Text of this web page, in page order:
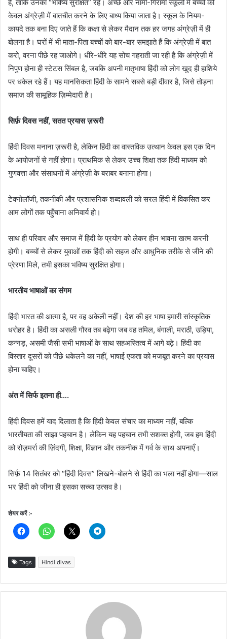
है, ताकि उनका “भविष्य सुरक्षित” रहे। अच्छे और नामी-गिरामी स्कूलों में बच्चों को
केवल अंग्रेज़ी में बातचीत करने के लिए बाध्य किया जाता है। स्कूल के नियम-
कायदे तक बना दिए जाते हैं कि कक्षा से लेकर मैदान तक हर जगह अंग्रेज़ी में ही
बोलना है। घरों में भी माता-पिता बच्चों को बार-बार समझाते हैं कि अंग्रेज़ी में बात
करो, वरना पीछे रह जाओगे। धीरे-धीरे यह सोच गहराती जा रही है कि अंग्रेज़ी में
निपुण होना ही स्टेटस सिंबल है, जबकि अपनी मातृभाषा हिंदी को लोग खुद ही हाशिये
पर धकेल रहे हैं। यह मानसिकता हिंदी के सामने सबसे बड़ी दीवार है, जिसे तोड़ना
समाज की सामूहिक ज़िम्मेदारी है।
सिर्फ़ दिवस नहीं, सतत प्रयास ज़रूरी
हिंदी दिवस मनाना ज़रूरी है, लेकिन हिंदी का वास्तविक उत्थान केवल इस एक दिन
के आयोजनों से नहीं होगा। प्राथमिक से लेकर उच्च शिक्षा तक हिंदी माध्यम को
गुणवत्ता और संसाधनों में अंग्रेज़ी के बराबर बनाना होगा।
टेक्नोलॉजी, तकनीकी और प्रशासनिक शब्दावली को सरल हिंदी में विकसित कर
आम लोगों तक पहुँचाना अनिवार्य हो।
साथ ही परिवार और समाज में हिंदी के प्रयोग को लेकर हीन भावना खत्म करनी
होगी। बच्चों से लेकर युवाओं तक हिंदी को सहज और आधुनिक तरीके से जीने की
प्रेरणा मिले, तभी इसका भविष्य सुरक्षित होगा।
भारतीय भाषाओं का संगम
हिंदी भारत की आत्मा है, पर वह अकेली नहीं। देश की हर भाषा हमारी सांस्कृतिक
धरोहर है। हिंदी का असली गौरव तब बढ़ेगा जब वह तमिल, बंगाली, मराठी, उड़िया,
कन्नड़, असमी जैसी सभी भाषाओं के साथ सहअस्तित्व में आगे बढ़े। हिंदी का
विस्तार दूसरों को पीछे धकेलने का नहीं, भाषाई एकता को मजबूत करने का प्रयास
होना चाहिए।
अंत में सिर्फ इतना ही….
हिंदी दिवस हमें याद दिलाता है कि हिंदी केवल संचार का माध्यम नहीं, बल्कि
भारतीयता की साझा पहचान है। लेकिन यह पहचान तभी सशक्त होगी, जब हम हिंदी
को रोज़मर्रा की ज़िंदगी, शिक्षा, विज्ञान और तकनीक में गर्व के साथ अपनाएँ।
सिर्फ़ 14 सितंबर को “हिंदी दिवस” लिखने-बोलने से हिंदी का भला नहीं होगा—साल
भर हिंदी को जीना ही इसका सच्चा उत्सव है।
शेयर करें :-
Tags Hindi divas